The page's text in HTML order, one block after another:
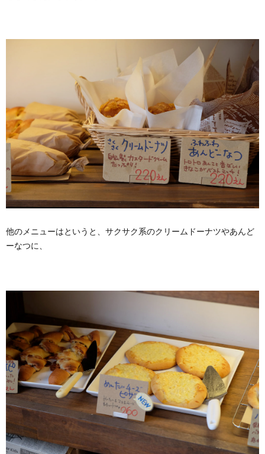
他のメニューはというと、サクサク系のクリームドーナツやあんど
ーなつに、